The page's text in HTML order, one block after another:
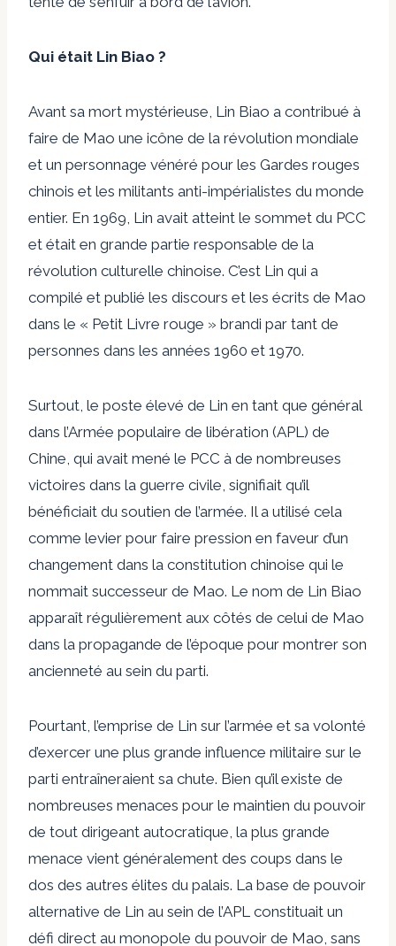
Qui était Lin Biao ?
Avant sa mort mystérieuse, Lin Biao a contribué à
faire de Mao une icône de la révolution mondiale
et un personnage vénéré pour les Gardes rouges
chinois et les militants anti-impérialistes du monde
entier. En 1969, Lin avait atteint le sommet du PCC
et était en grande partie responsable de la
révolution culturelle chinoise. C’est Lin qui a
compilé et publié les discours et les écrits de Mao
dans le « Petit Livre rouge » brandi par tant de
personnes dans les années 1960 et 1970.
Surtout, le poste élevé de Lin en tant que général
dans l’Armée populaire de libération (APL) de
Chine, qui avait mené le PCC à de nombreuses
victoires dans la guerre civile, signifiait qu’il
bénéficiait du soutien de l’armée. Il a utilisé cela
comme levier pour faire pression en faveur d’un
changement dans la constitution chinoise qui le
nommait successeur de Mao. Le nom de Lin Biao
apparaît régulièrement aux côtés de celui de Mao
dans la propagande de l’époque pour montrer son
ancienneté au sein du parti.
Pourtant, l’emprise de Lin sur l’armée et sa volonté
d’exercer une plus grande influence militaire sur le
parti entraîneraient sa chute. Bien qu’il existe de
nombreuses menaces pour le maintien du pouvoir
de tout dirigeant autocratique, la plus grande
menace vient généralement des coups dans le
dos des autres élites du palais. La base de pouvoir
alternative de Lin au sein de l’APL constituait un
défi direct au monopole du pouvoir de Mao, sans